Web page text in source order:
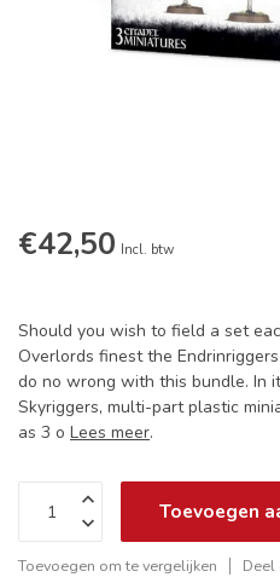
€42,50 Incl. btw
Should you wish to field a set
Overlords finest the
do no wrong with this bundle. In
Skyriggers, multi-part plastic
as 3 o Lees meer.
Toevoegen
Toevoegen om te vergelijken